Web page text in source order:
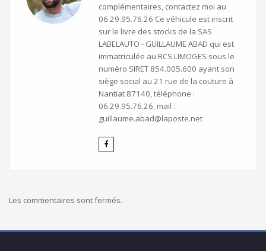
complémentaires, contactez moi au
06.29.95.76.26 Ce véhicule est inscrit
sur le livre des stocks de la SAS
LABELAUTO - GUILLAUME ABAD qui est
immatriculée au RCS LIMOGES sous le
numéro SIRET 854.005.600 ayant son
siège social au 21 rue de la couture à
Nantiat 87140, téléphone :
06.29.95.76.26, mail :
guillaume.abad@laposte.net
Les commentaires sont fermés.